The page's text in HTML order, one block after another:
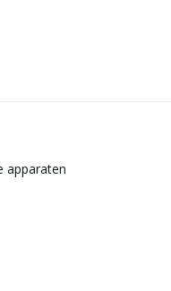
apparaten